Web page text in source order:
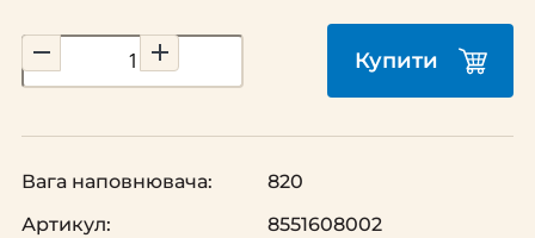
Купити
Вага наповнювача:
820
Артикул:
8551608002